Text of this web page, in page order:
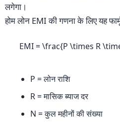
लगेगा।
होम लोन EMI की गणना के लिए यह
EMI = \frac{P \times R
P = लोन राशि
R = मासिक ब्याज दर
N = कुल महीनों की संख्या